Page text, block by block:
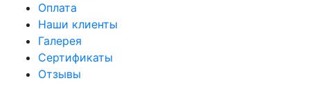
Оплата
Наши клиенты
Галерея
Сертификаты
Отзывы